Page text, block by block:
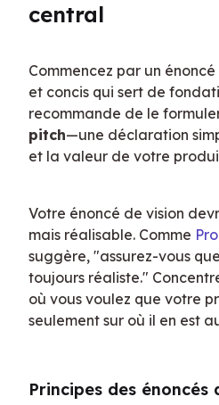
central
Commencez par un
et concis qui sert de
recommande de le
pitch—une déclaration
et la valeur de votre
Votre énoncé de vision
mais réalisable. Comme
suggère, "assurez-vous
toujours réaliste."
où vous voulez que votre
seulement sur où il en est
Principes des